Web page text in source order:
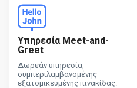
Υπηρεσία Meet-and-
Greet
Δωρεάν υπηρεσία,
συμπεριλαμβανομένης
εξατομικευμένης πινακίδας.